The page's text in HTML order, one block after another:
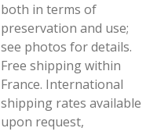
both in terms of
preservation and use;
see photos for details.
Free shipping within
France. International
shipping rates available
upon request,